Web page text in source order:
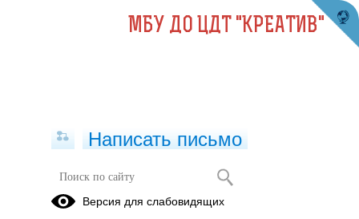
Вакантные места для приема
МБУ ДО ЦДТ "КРЕАТИВ"
Написать письмо
Версия для слабовидящих